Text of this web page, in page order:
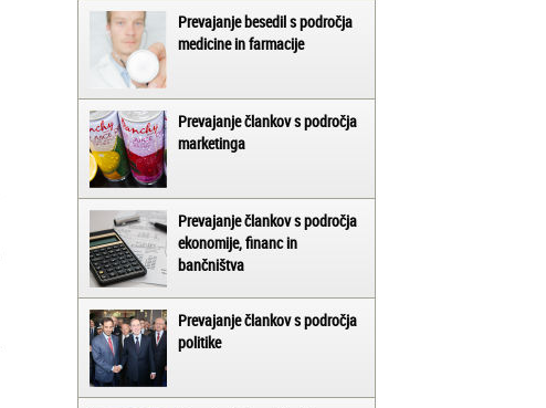
Prevajanje besedil s področja
medicine in farmacije
Prevajanje člankov s področja
marketinga
Prevajanje člankov s področja
ekonomije, financ in
bančništva
Prevajanje člankov s področja
politike